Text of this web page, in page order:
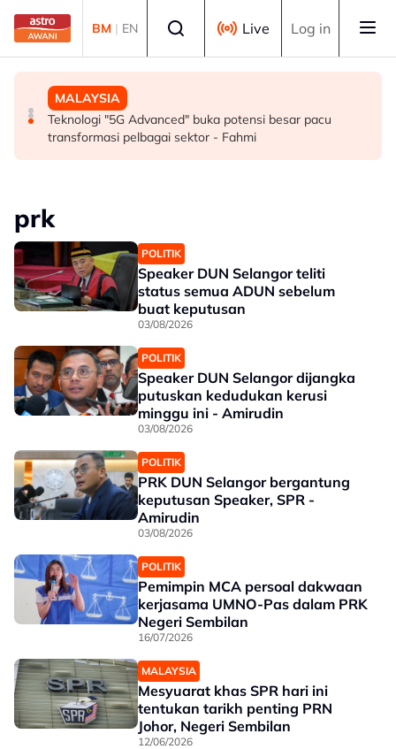
Skip to main content
BM | EN Live Log in
SUKAN
Mohamed Salah sertai Trabzonspor, terima €17 juta
semusim
MALAYSIA
Berita tempatan pilihan sepanjang hari ini
MALAYSIA
Teknologi "5G Advanced" buka potensi besar pacu
transformasi pelbagai sektor - Fahmi
prk
POLITIK
Speaker DUN Selangor teliti
status semua ADUN sebelum
buat keputusan
03/08/2026
POLITIK
Speaker DUN Selangor dijangka
putuskan kedudukan kerusi
minggu ini - Amirudin
03/08/2026
POLITIK
PRK DUN Selangor bergantung
keputusan Speaker, SPR -
Amirudin
03/08/2026
POLITIK
Pemimpin MCA persoal dakwaan
kerjasama UMNO-Pas dalam PRK
Negeri Sembilan
16/07/2026
MALAYSIA
Mesyuarat khas SPR hari ini
tentukan tarikh penting PRN
Johor, Negeri Sembilan
12/06/2026